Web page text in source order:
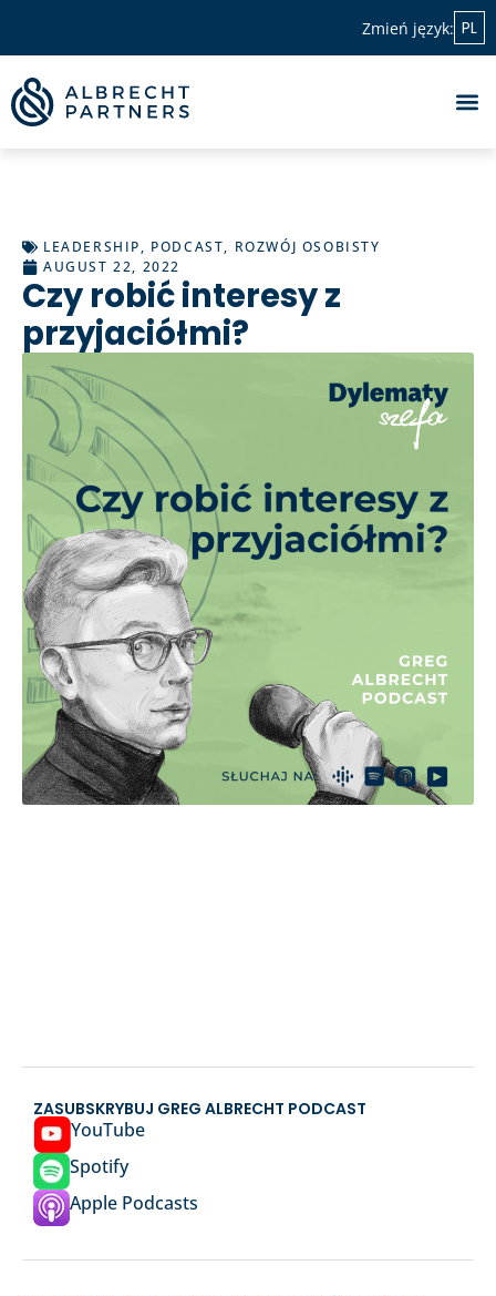
Zmień język: PL
LEADERSHIP, PODCAST, ROZWÓJ OSOBISTY
AUGUST 22, 2022
Czy robić interesy z
przyjaciółmi?
ZASUBSKRYBUJ GREG ALBRECHT PODCAST
YouTube
Spotify
Apple Podcasts